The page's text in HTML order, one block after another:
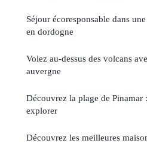
Séjour écoresponsable dans
en dordogne
Volez au-dessus des volcans
auvergne
Découvrez la plage de Pinamar
explorer
Découvrez les meilleures